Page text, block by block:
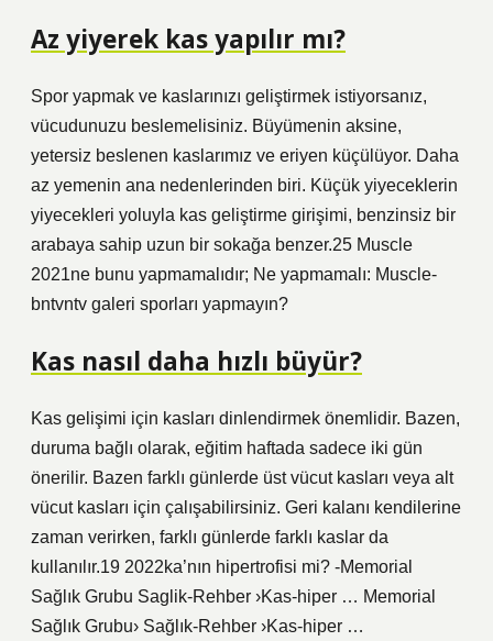
Az yiyerek kas yapılır mı?
Spor yapmak ve kaslarınızı geliştirmek istiyorsanız,
vücudunuzu beslemelisiniz. Büyümenin aksine,
yetersiz beslenen kaslarımız ve eriyen küçülüyor. Daha
az yemenin ana nedenlerinden biri. Küçük yiyeceklerin
yiyecekleri yoluyla kas geliştirme girişimi, benzinsiz bir
arabaya sahip uzun bir sokağa benzer.25 Muscle
2021ne bunu yapmamalıdır; Ne yapmamalı: Muscle-
bntvntv galeri sporları yapmayın?
Kas nasıl daha hızlı büyür?
Kas gelişimi için kasları dinlendirmek önemlidir. Bazen,
duruma bağlı olarak, eğitim haftada sadece iki gün
önerilir. Bazen farklı günlerde üst vücut kasları veya alt
vücut kasları için çalışabilirsiniz. Geri kalanı kendilerine
zaman verirken, farklı günlerde farklı kaslar da
kullanılır.19 2022ka’nın hipertrofisi mi? -Memorial
Sağlık Grubu Saglik-Rehber ›Kas-hiper … Memorial
Sağlık Grubu› Sağlık-Rehber ›Kas-hiper …